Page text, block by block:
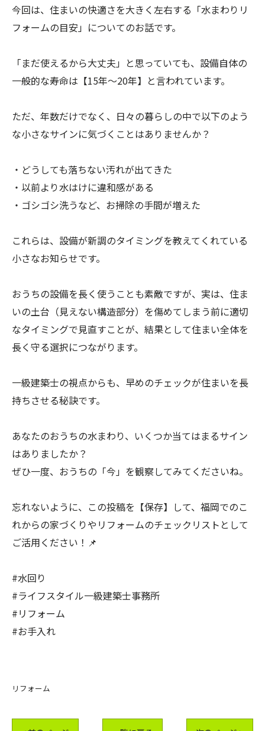
今回は、住まいの快適さを大きく左右する「水まわりリ
フォームの目安」についてのお話です。
「まだ使えるから大丈夫」と思っていても、設備自体の
一般的な寿命は【15年〜20年】と言われています。
ただ、年数だけでなく、日々の暮らしの中で以下のよう
な小さなサインに気づくことはありませんか？
・どうしても落ちない汚れが出てきた
・以前より水はけに違和感がある
・ゴシゴシ洗うなど、お掃除の手間が増えた
これらは、設備が新調のタイミングを教えてくれている
小さなお知らせです。
おうちの設備を長く使うことも素敵ですが、実は、住ま
いの土台（見えない構造部分）を傷めてしまう前に適切
なタイミングで見直すことが、結果として住まい全体を
長く守る選択につながります。
一級建築士の視点からも、早めのチェックが住まいを長
持ちさせる秘訣です。
あなたのおうちの水まわり、いくつか当てはまるサイン
はありましたか？
ぜひ一度、おうちの「今」を観察してみてくださいね。
忘れないように、この投稿を【保存】して、福岡でのこ
れからの家づくりやリフォームのチェックリストとして
ご活用ください！📌
#水回り
#ライフスタイル一級建築士事務所
#リフォーム
#お手入れ
リフォーム